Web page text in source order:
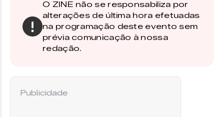
O ZINE não se responsabiliza por
alterações de última hora efetuadas
na programação deste evento sem
prévia comunicação à nossa
redação.
Publicidade